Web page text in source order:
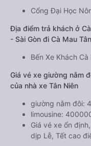
Cổng Đại Học
Địa điểm trả khách ở
- Sài Gòn đi Cà Mau
Bến Xe Khách Cà
Giá vé xe giường nằm
của nhà xe Tân Niên
giường nằm đôi:
limousine:
Giá vé xe ổn
dịp Lễ, Tết cao